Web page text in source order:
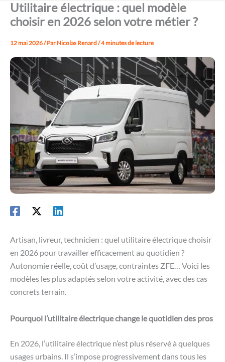
Utilitaire électrique : quel modèle
choisir en 2026 selon votre métier ?
12 mai 2026/ Par Nicolas Renard/4 minutes de lecture
Artisan, livreur, technicien : quel utilitaire électrique choisir
en 2026 pour travailler efficacement au quotidien ?
Autonomie réelle, coût d’usage, contraintes ZFE… Voici les
modèles les plus adaptés selon votre activité, avec des cas
concrets terrain.
Pourquoi l’utilitaire électrique change le quotidien des pros
En 2026, l’utilitaire électrique n’est plus réservé à quelques
usages urbains. Il s’impose progressivement dans tous les